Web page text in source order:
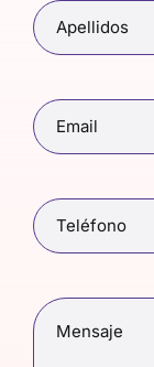
Apellidos
Email
Teléfono
Mensaje